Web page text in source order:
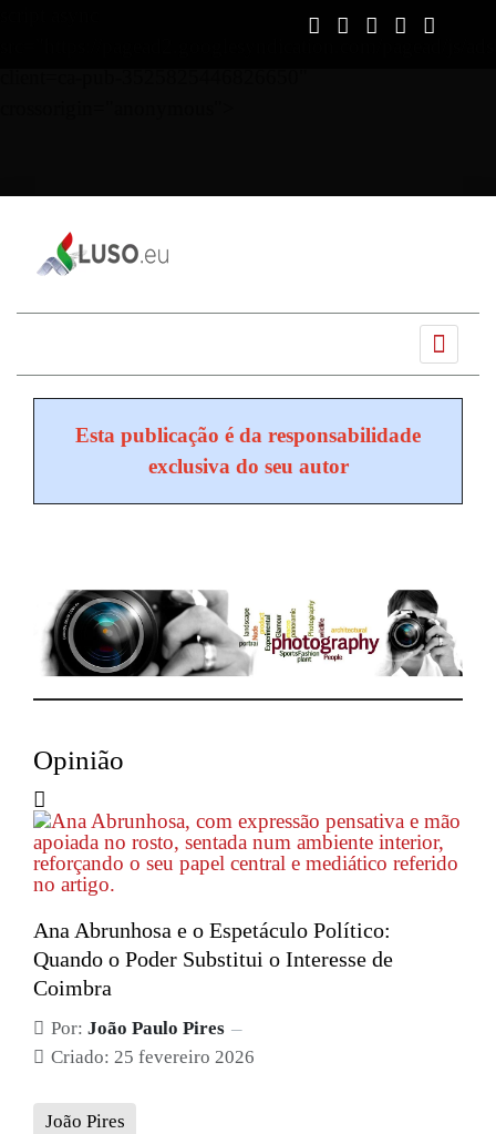
Esta publicação é da responsabilidade
exclusiva do seu autor
Opinião
Ana Abrunhosa e o Espetáculo Político:
Quando o Poder Substitui o Interesse de
Coimbra
Por: João Paulo Pires
Criado: 25 fevereiro 2026
João Pires
Ano
Mês
Próximo
Próximo